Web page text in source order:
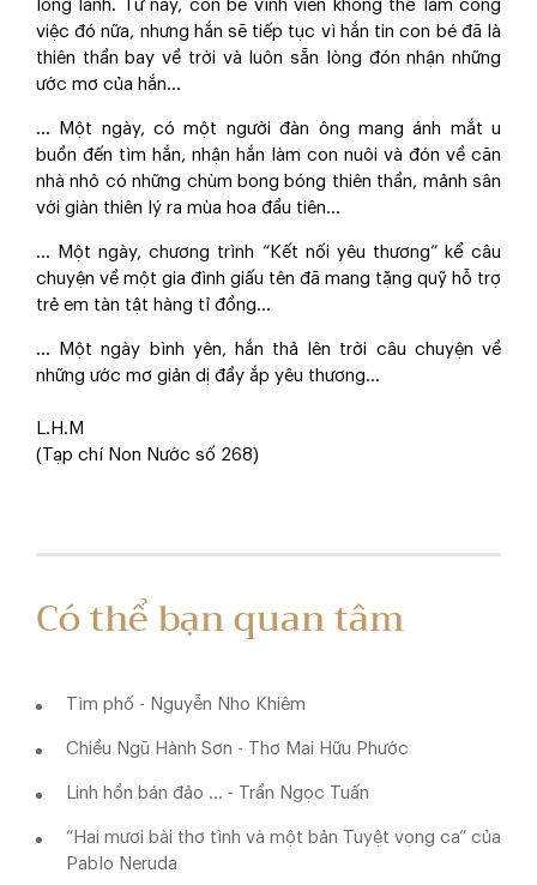
long lanh. Từ nay, con bé vĩnh viễn không thể làm công
việc đó nữa, nhưng hắn sẽ tiếp tục vì hắn tin con bé đã là
thiên thần bay về trời và luôn sẵn lòng đón nhận những
ước mơ của hắn...
... Một ngày, có một người đàn ông mang ánh mắt u
buồn đến tìm hắn, nhận hắn làm con nuôi và đón về căn
nhà nhỏ có những chùm bong bóng thiên thần, mảnh sân
với giàn thiên lý ra mùa hoa đầu tiên...
... Một ngày, chương trình “Kết nối yêu thương” kể câu
chuyện về một gia đình giấu tên đã mang tặng quỹ hỗ trợ
trẻ em tàn tật hàng tỉ đồng...
... Một ngày bình yên, hắn thả lên trời câu chuyện về
những ước mơ giản dị đầy ắp yêu thương...
L.H.M
(Tạp chí Non Nước số 268)
Có thể bạn quan tâm
Tìm phố - Nguyễn Nho Khiêm
Chiều Ngũ Hành Sơn - Thơ Mai Hữu Phước
Linh hồn bán đảo ... - Trần Ngọc Tuấn
“Hai mươi bài thơ tình và một bản Tuyệt vọng ca” của
Pablo Neruda